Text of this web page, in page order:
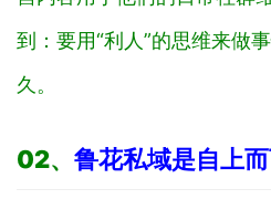
到：要用“利人”的思维来做
久。
02、 鲁花私域是自上